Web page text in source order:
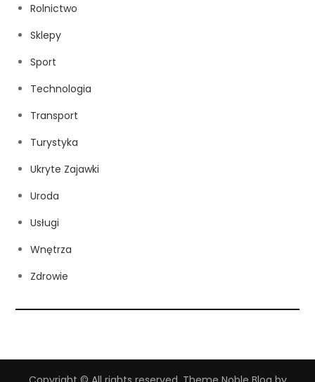
Rolnictwo
Sklepy
Sport
Technologia
Transport
Turystyka
Ukryte Zajawki
Uroda
Usługi
Wnętrza
Zdrowie